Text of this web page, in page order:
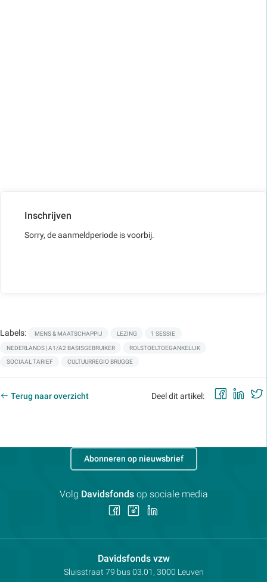
Inschrijven
Sorry, de aanmeldperiode is voorbij.
Labels: MENS & MAATSCHAPPIJ LEZING 1 SESSIE
NEDERLANDS | A1/A2 BASISGEBRUIKER ROLSTOELTOEGANKELIJK
SOCIAAL TARIEF CULTUURREGIO BRUGGE
Terug naar overzicht Deel dit artikel:
Davidsfonds vzwContactpersoon:
Adres:
Sluisstraat 79 bus 03.01, 3000 Leuven
Abonneren op nieuwsbrief
Volg Davidsfondsop sociale media
Volg Volg